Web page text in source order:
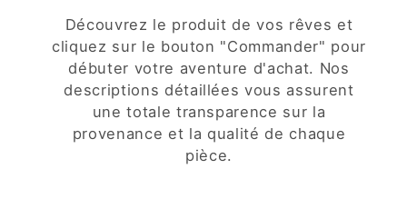
Découvrez le produit de vos rêves et
cliquez sur le bouton "Commander" pour
débuter votre aventure d'achat. Nos
descriptions détaillées vous assurent
une totale transparence sur la
provenance et la qualité de chaque
pièce.